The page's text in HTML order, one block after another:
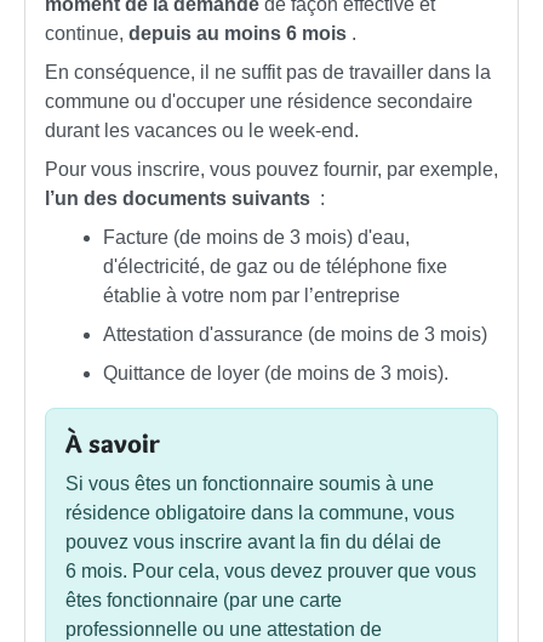
continue, depuis au moins 6 mois .
En conséquence, il ne suffit pas de travailler dans la
commune ou d'occuper une résidence secondaire
durant les vacances ou le week-end.
Pour vous inscrire, vous pouvez fournir, par exemple,
l’un des documents suivants :
Facture (de moins de 3 mois) d'eau,
d'électricité, de gaz ou de téléphone fixe
établie à votre nom par l’entreprise
Attestation d'assurance (de moins de 3 mois)
Quittance de loyer (de moins de 3 mois).
À savoir
Si vous êtes un fonctionnaire soumis à une
résidence obligatoire dans la commune, vous
pouvez vous inscrire avant la fin du délai de
6 mois. Pour cela, vous devez prouver que vous
êtes fonctionnaire (par une carte
professionnelle ou une attestation de